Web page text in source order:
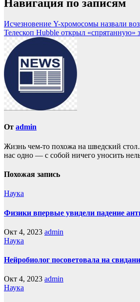
Навигация по записям
Исчезновение Y-хромосомы назвали
Телескоп Hubble открыл «спрятанную»
От admin
Жизнь чем-то похожа нa шведский
нас однo — с собой ничего уносить
Похожая запись
Наука
Физики впервые увидели падение
Окт 4, 2023 admin
Наука
Нейробиолог посоветовала на
Окт 4, 2023 admin
Наука